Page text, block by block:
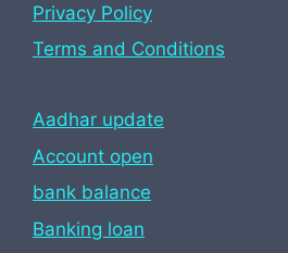
Privacy Policy
Terms and Conditions
Aadhar update
Account open
bank balance
Banking loan